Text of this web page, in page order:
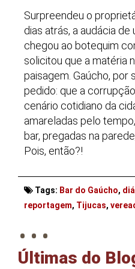
Surpreendeu o
dias atrás, a audácia de
chegou ao botequim
solicitou que a matéria
paisagem. Gaúcho, por
pedido: que a
cenário cotidiano da
amareladas pelo
bar, pregadas na
Pois, então?!
Tags: Bar do Gaúcho,
reportagem, Tijucas,
. . .
Últimas do